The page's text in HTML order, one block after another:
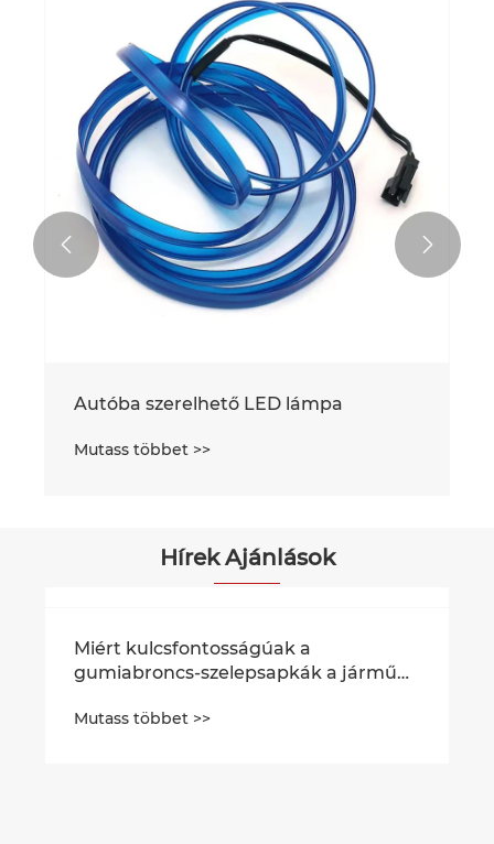
Autóba szerelhető LED lámpa
Mutass többet >>
 
Hírek Ajánlások